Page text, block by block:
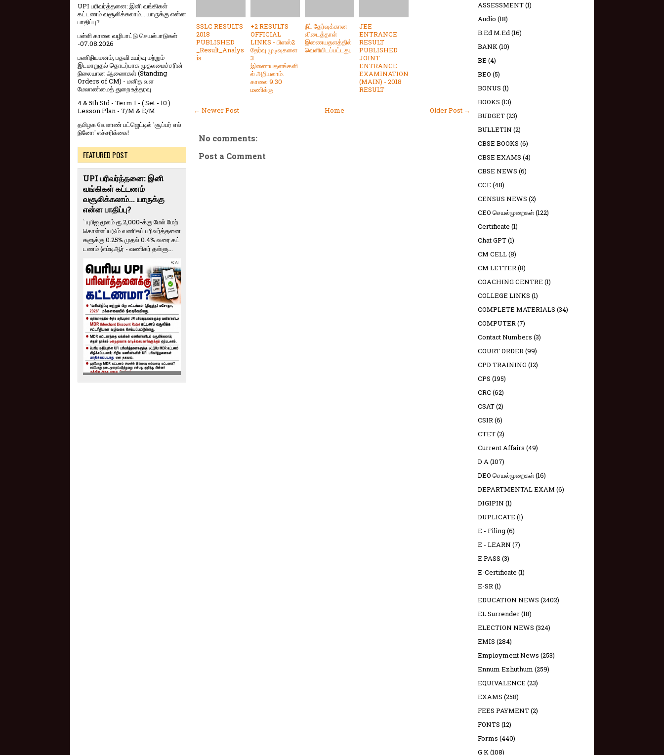
SSLC RESULTS
2018
PUBLISHED
_Result_Analys
is
+2 RESULTS
OFFICIAL
LINKS - பிளஸ்2
தேர்வு முடிவுகளை
3
இணையதளங்களி
ல் அறியலாம்.
காலை 9.30
மணிக்கு
நீட் தேர்வுக்கான
விடைத்தாள்
இணையதளத்தில்
வெளியிடப்பட்டது.
JEE
ENTRANCE
RESULT
PUBLISHED
JOINT
ENTRANCE
EXAMINATION
(MAIN) - 2018
RESULT
← Newer Post Older Post →
Home
No comments:
Post a Comment
UPI பரிவர்த்தனை: இனி வங்கிகள்
கட்டணம் வசூலிக்கலாம்... யாருக்கு என்ன
பாதிப்பு?
பள்ளி காலை வழிபாட்டு செயல்பாடுகள்
-07.08.2026
பணிநியமனம், பதவி உயர்வு மற்றும்
இடமாறுதல் தொடர்பாக முதலமைச்சரின்
நிலையான ஆணைகள் (Standing
Orders of CM) - மனித வள
மேலாண்மைத் துறை உத்தரவு
4 & 5th Std - Term 1 - ( Set - 10 )
Lesson Plan - T/M & E/M
தமிழக வேளாண் பட்ஜெட்டில் 'சூப்பர் எல்
நினோ' எச்சரிக்கை!
FEATURED POST
UPI பரிவர்த்தனை: இனி
வங்கிகள் கட்டணம்
வசூலிக்கலாம்... யாருக்கு
என்ன பாதிப்பு?
` யுபிஐ மூலம் ரூ.2,000-க்கு மேல் மேற்​
கொள்​ளப்​படும் வணி​கப் பரிவர்த்​தனை​
களுக்கு 0.25% முதல் 0.4% வரை கட்​
ட​ணம் (எம்​டிஆர் - வணி​கர் தள்​ளு...
ASSESSMENT(1)
Audio (18)
B.Ed M.Ed(16)
BANK(10)
BE (4)
BEO (5)
BONUS (1)
BOOKS (13)
BUDGET(23)
BULLETIN (2)
CBSE BOOKS (6)
CBSE EXAMS (4)
CBSE NEWS (6)
CCE (48)
CENSUS NEWS (2)
CEO செயல்முறைகள்(122)
Certificate (1)
Chat GPT(1)
CM CELL(8)
CM LETTER(8)
COACHING CENTRE (1)
COLLEGE LINKS (1)
COMPLETE MATERIALS (34)
COMPUTER(7)
Contact Numbers (3)
COURT ORDER(99)
CPD TRAINING (12)
CPS (195)
CRC (62)
CSAT(2)
CSIR(6)
CTET(2)
Current Affairs (49)
D A(107)
DEO செயல்முறைகள்(16)
DEPARTMENTAL EXAM (6)
DIGIPIN (1)
DUPLICATE (1)
E - Filing(6)
E - LEARN (7)
E PASS (3)
E-Certificate (1)
E-SR(1)
EDUCATION NEWS (2402)
EL Surrender(18)
ELECTION NEWS (324)
EMIS (284)
Employment News (253)
Ennum Ezhuthum (259)
EQUIVALENCE (23)
EXAMS (258)
FEES PAYMENT(2)
FONTS (12)
Forms (440)
G K(108)